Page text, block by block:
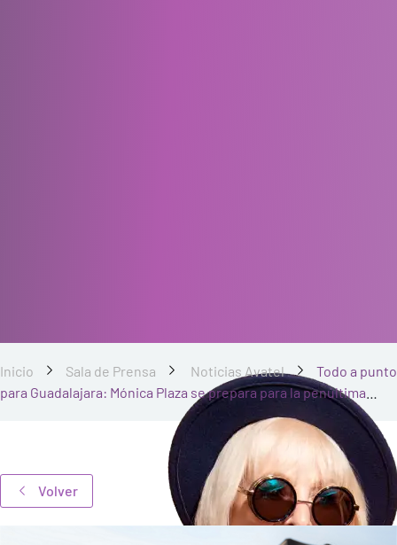
Inicio Sala de Prensa Noticias Avatel
Todo a punto
para Guadalajara: Mónica Plaza se prepara para la penúltima
prueba del CERTT siendo líder en T1N
Volver